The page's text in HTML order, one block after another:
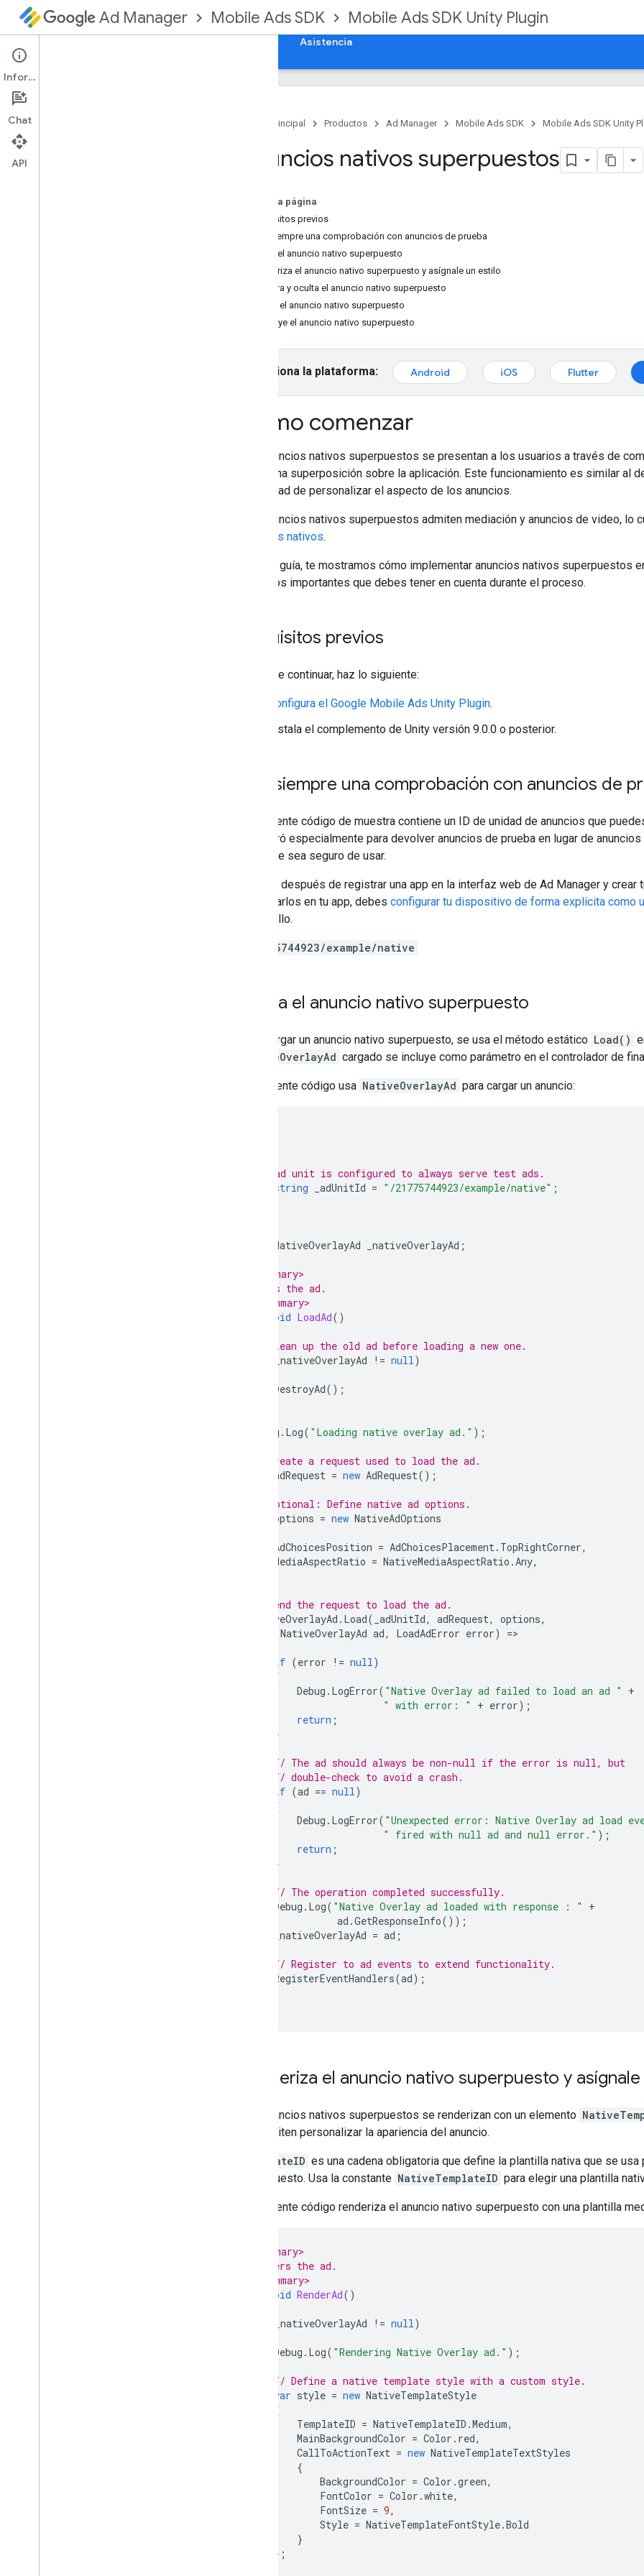
Ad Manager Mobile Ads SDK Mobile Ads SDK Unity Plugin
Asistencia
Configura Google Mobile Ads Unity
Página principal Productos Ad Manager Mobile Ads SDK Mobile Ads SDK Unity
Anuncios nativos superpuestos
En esta página
Requisitos previos
Haz siempre una comprobación con anuncios de prueba
Carga el anuncio nativo superpuesto
Renderiza el anuncio nativo superpuesto y asígnale un estilo
Muestra y oculta el anuncio nativo superpuesto
Oculta el anuncio nativo superpuesto
Destruye el anuncio nativo superpuesto
Selecciona la plataforma: Android iOS Flutter
Cómo comenzar
Los anuncios nativos superpuestos se presentan a los usuarios a través de
como una superposición sobre la aplicación. Este funcionamiento es similar al
capacidad de personalizar el aspecto de los anuncios.
Los anuncios nativos superpuestos admiten mediación y anuncios de video, lo
anuncios nativos.
En esta guía, te mostramos cómo implementar anuncios nativos superpuestos
aspectos importantes que debes tener en cuenta durante el proceso.
Requisitos previos
Antes de continuar, haz lo siguiente:
Configura el Google Mobile Ads Unity Plugin.
Instala el complemento de Unity versión 9.0.0 o posterior.
Haz siempre una comprobación con anuncios de
El siguiente código de muestra contiene un ID de unidad de anuncios que
configuró especialmente para devolver anuncios de prueba en lugar de
hace que sea seguro de usar.
Aun así, después de registrar una app en la interfaz web de Ad Manager y
para usarlos en tu app, debes configurar tu dispositivo de forma explícita como
desarrollo.
/21775744923/example/native
Carga el anuncio nativo superpuesto
Para cargar un anuncio nativo superpuesto, se usa el método estático Load()
NativeOverlayAd cargado se incluye como parámetro en el controlador de
El siguiente código usa NativeOverlayAd para cargar un anuncio:
// This ad unit is configured to always serve test ads.
string _adUnitId = "/21775744923/example/native" ;
NativeOverlayAd _nativeOverlayAd ;
/// <summary>
/// Loads the ad.
/// </summary>
void LoadAd()
// Clean up the old ad before loading a new one.
_nativeOverlayAd != null)
DestroyAd();
Debug . Log( "Loading native overlay ad." );
// Create a request used to load the ad.
adRequest = new AdRequest();
// Optional: Define native ad options.
options = new NativeAdOptions
AdChoicesPosition = AdChoicesPlacement. TopRightCorner,
MediaAspectRatio = NativeMediaAspectRatio .Any,
// Send the request to load the ad.
NativeOverlayAd . Load( _adUnitId, adRequest, options,
(NativeOverlayAd ad, LoadAdError error) =
if (error != null)
{
Debug . LogError( "Native Overlay ad failed to load an ad "
+
" with error: "
+ error);
return ;
}
// The ad should always be non-null if the error is null, but
// double-check to avoid a crash.
if (ad == null)
{
Debug . LogError( "Unexpected error: Native Overlay ad load
" fired with null ad and null error." );
return ;
}
// The operation completed successfully.
Debug . Log( "Native Overlay ad loaded with response : "
+
ad .GetResponseInfo());
_nativeOverlayAd = ad ;
// Register to ad events to extend functionality.
RegisterEventHandlers(ad);
Renderiza el anuncio nativo superpuesto y
Los anuncios nativos superpuestos se renderizan con un elemento
te permiten personalizar la apariencia del anuncio.
TemplateID es una cadena obligatoria que define la plantilla nativa que se usa
superpuesto. Usa la constante NativeTemplateID para elegir una plantilla
El siguiente código renderiza el anuncio nativo superpuesto con una plantilla
/// <summary>
/// Renders the ad.
/// </summary>
void RenderAd()
_nativeOverlayAd != null)
Debug . Log( "Rendering Native Overlay ad." );
// Define a native template style with a custom style.
var style = new NativeTemplateStyle
{
TemplateID = NativeTemplateID .Medium,
MainBackgroundColor = Color . red,
CallToActionText = new NativeTemplateTextStyles
{
BackgroundColor = Color .green,
FontColor = Color .white,
FontSize = 9,
Style = NativeTemplateFontStyle.Bold
}
};
Información
Chat
API